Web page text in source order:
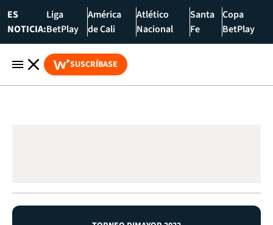
ES
NOTICIA:
Liga
BetPlay
América
de Cali
Atlético
Nacional
Santa
Fe
Copa
BetPlay
SUSCRÍBASE